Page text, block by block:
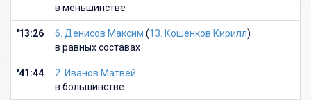
в меньшинстве
'13:26 6. Денисов Максим (13. Кошенков Кирилл)
в равных составах
'41:44
2. Иванов Матвей
в большинстве